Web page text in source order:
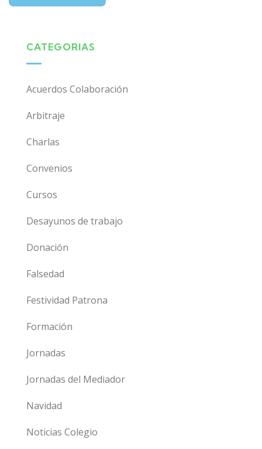
CATEGORIAS
Acuerdos Colaboración
Arbitraje
Charlas
Convenios
Cursos
Desayunos de trabajo
Donación
Falsedad
Festividad Patrona
Formación
Jornadas
Jornadas del Mediador
Navidad
Noticias Colegio